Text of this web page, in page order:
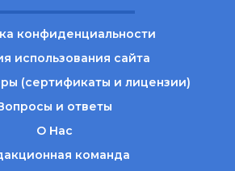
конфиденциальности
использования сайта
(сертификаты и лицензии)
и ответы
О Нас
команда